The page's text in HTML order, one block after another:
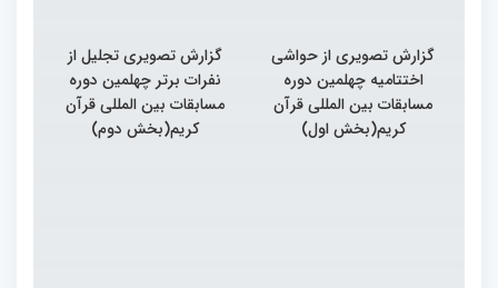
گزارش تصویری از حواشی
اختتامیه چهلمین دوره
مسابقات بین المللی قرآن
کریم(بخش اول)
گزارش تصویری تجلیل از
نفرات برتر چهلمین دوره
مسابقات بین المللی قرآن
کریم(بخش دوم)